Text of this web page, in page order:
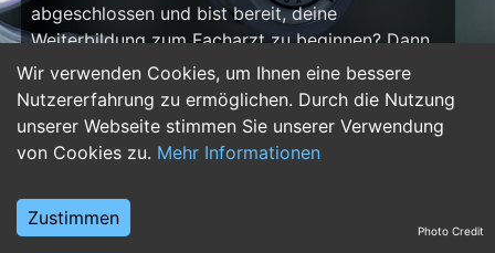
Wir verwenden Cookies, um Ihnen eine bessere
Nutzererfahrung zu ermöglichen. Durch die Nutzung
unserer Webseite stimmen Sie unserer Verwendung
von Cookies zu. Mehr Informationen
Zustimmen
abgeschlossen und bist bereit, deine
Weiterbildung zum Facharzt zu beginnen? Dann
bist du aufassistenz-arzt.comgenau richtig!
Hier findest du zahlreiche Stellenangebote für
Assistenzärzte in allen Fachrichtungen – von der
Inneren Medizin über die Chirurgie bis hin zur
deine Karriere im Arztberuf und finde die
passende Klinik oder Praxis für deinen nächstenPhoto Credit